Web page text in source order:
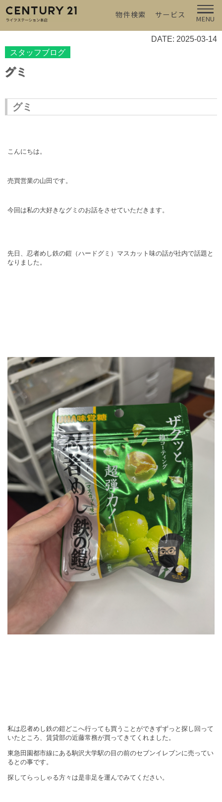
物件検索 サービス MENU
DATE: 2025-03-14
スタッフブログ
グミ
グミ
こんにちは。
売買営業の山田です。
今回は私の大好きなグミのお話をさせていただきます。
先日、忍者めし鉄の鎧（ハードグミ）マスカット味の話が社内で話題と
なりました。
私は忍者めし鉄の鎧どこへ行っても買うことができずずっと探し回って
いたところ、賃貸部の近藤常務が買ってきてくれました。
東急田園都市線にある駒沢大学駅の目の前のセブンイレブンに売ってい
るとの事です。
探してらっしゃる方々は是非足を運んでみてください。